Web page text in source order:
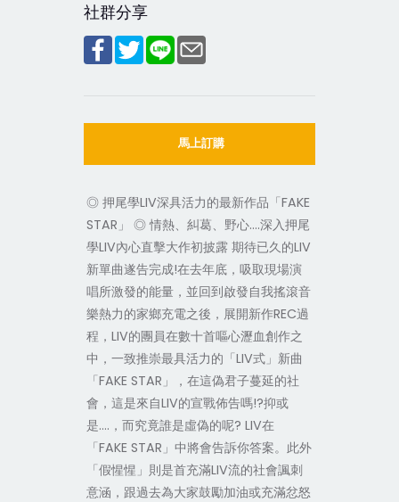
社群分享
馬上訂購
◎ 押尾學LIV深具活力的最新作品「FAKE
STAR」 ◎ 情熱、糾葛、野心….深入押尾
學LIV內心直擊大作初披露 期待已久的LIV
新單曲遂告完成!在去年底，吸取現場演
唱所激發的能量，並回到啟發自我搖滾音
樂熱力的家鄉充電之後，展開新作REC過
程，LIV的團員在數十首嘔心瀝血創作之
中，一致推崇最具活力的「LIV式」新曲
「FAKE STAR」，在這偽君子蔓延的社
會，這是來自LIV的宣戰佈告嗎!?抑或
是….，而究竟誰是虛偽的呢? LIV在
「FAKE STAR」中將會告訴你答案。此外
「假惺惺」則是首充滿LIV流的社會諷刺
意涵，跟過去為大家鼓勵加油或充滿忿怒